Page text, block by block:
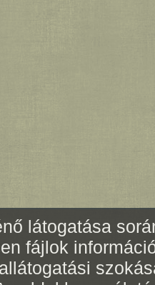
látogatása
fájlok